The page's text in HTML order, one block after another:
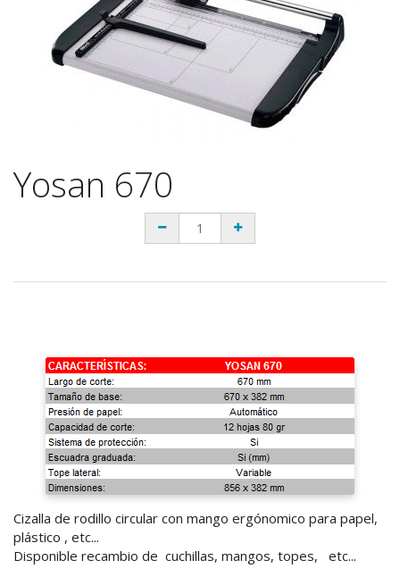
Yosan 670
Cizalla de rodillo circular con mango ergónomico para papel,
plástico , etc...
Disponible recambio de cuchillas, mangos, topes, etc...